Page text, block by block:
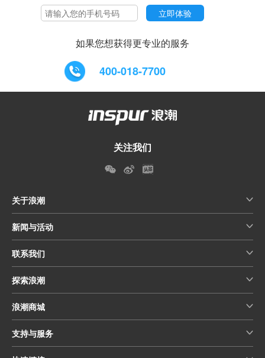
如果您想获得更专业的服务
400-018-7700
关注我们
关于浪潮
新闻与活动
联系我们
探索浪潮
浪潮商城
支持与服务